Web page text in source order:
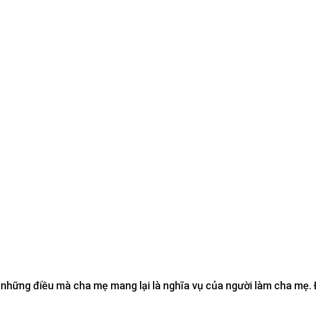
điều mà cha mẹ mang lại là nghĩa vụ của người làm cha